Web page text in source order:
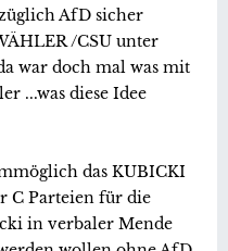
AfD sicher
/CSU unter
war doch mal was mit
...was diese Idee
das KUBICKI
C Parteien für die
in verbaler Mende